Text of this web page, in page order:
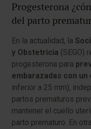
Progesterona
del parto
En la actualidad, la
y Obstetricia (SEGO)
progesterona para
embarazadas con
inferior a 25 mm),
partos prematuros
mantener el cuello
parto prematuro. En